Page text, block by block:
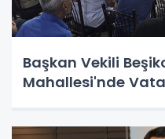
Başkan Vekili
Mahallesi'nde